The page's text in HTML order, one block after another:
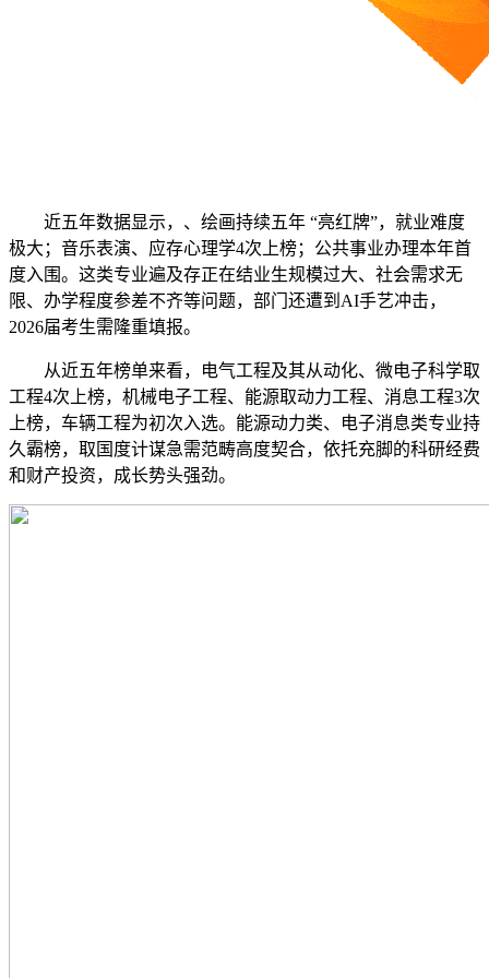
近五年数据显示，、绘画持续五年 “亮红牌”，就业难度
极大；音乐表演、应存心理学4次上榜；公共事业办理本年首
度入围。这类专业遍及存正在结业生规模过大、社会需求无
限、办学程度参差不齐等问题，部门还遭到AI手艺冲击，
2026届考生需隆重填报。
从近五年榜单来看，电气工程及其从动化、微电子科学取
工程4次上榜，机械电子工程、能源取动力工程、消息工程3次
上榜，车辆工程为初次入选。能源动力类、电子消息类专业持
久霸榜，取国度计谋急需范畴高度契合，依托充脚的科研经费
和财产投资，成长势头强劲。